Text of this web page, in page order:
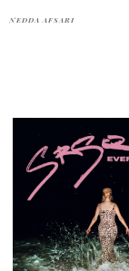
NEDDA AFSARI